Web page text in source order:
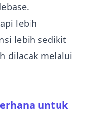
lebih
lebih sedikit
dilacak melalui
untuk